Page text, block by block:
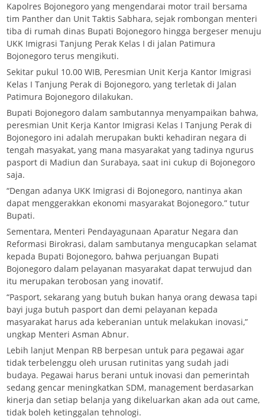
Kapolres Bojonegoro yang mengendarai motor trail bersama
tim Panther dan Unit Taktis Sabhara, sejak rombongan menteri
tiba di rumah dinas Bupati Bojonegoro hingga bergeser menuju
UKK Imigrasi Tanjung Perak Kelas I di jalan Patimura
Bojonegoro terus mengikuti.
Sekitar pukul 10.00 WIB, Peresmian Unit Kerja Kantor Imigrasi
Kelas I Tanjung Perak di Bojonegoro, yang terletak di Jalan
Patimura Bojonegoro dilakukan.
Bupati Bojonegoro dalam sambutannya menyampaikan bahwa,
peresmian Unit Kerja Kantor Imigrasi Kelas I Tanjung Perak di
Bojonegoro ini adalah merupakan bukti kehadiran negara di
tengah masyakat, yang mana masyarakat yang tadinya ngurus
pasport di Madiun dan Surabaya, saat ini cukup di Bojonegoro
saja.
“Dengan adanya UKK Imigrasi di Bojonegoro, nantinya akan
dapat menggerakkan ekonomi masyarakat Bojonegoro.” tutur
Bupati.
Sementara, Menteri Pendayagunaan Aparatur Negara dan
Reformasi Birokrasi, dalam sambutanya mengucapkan selamat
kepada Bupati Bojonegoro, bahwa perjuangan Bupati
Bojonegoro dalam pelayanan masyarakat dapat terwujud dan
itu merupakan terobosan yang inovatif.
“Pasport, sekarang yang butuh bukan hanya orang dewasa tapi
bayi juga butuh pasport dan demi pelayanan kepada
masyarakat harus ada keberanian untuk melakukan inovasi,”
ungkap Menteri Asman Abnur.
Lebih lanjut Menpan RB berpesan untuk para pegawai agar
tidak terbelenggu oleh urusan rutinitas yang sudah jadi
budaya. Pegawai harus berani untuk inovasi dan pemerintah
sedang gencar meningkatkan SDM, management berdasarkan
kinerja dan setiap belanja yang dikeluarkan akan ada out came,
tidak boleh ketinggalan tehnologi.